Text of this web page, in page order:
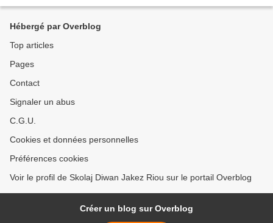
Hébergé par Overblog
Top articles
Pages
Contact
Signaler un abus
C.G.U.
Cookies et données personnelles
Préférences cookies
Voir le profil de Skolaj Diwan Jakez Riou sur le portail Overblog
Créer un blog sur Overblog